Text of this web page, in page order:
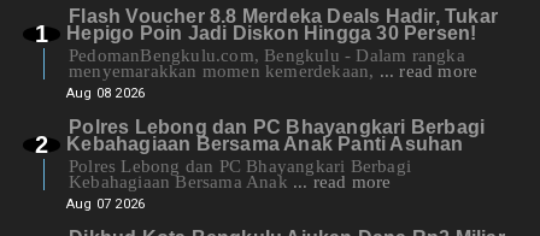
Flash Voucher 8.8 Merdeka Deals Hadir, Tukar
Hepigo Poin Jadi Diskon Hingga 30 Persen!
PedomanBengkulu.com, Bengkulu - Dalam rangka
menyemarakkan momen kemerdekaan, ... read more
Aug 08 2026
Polres Lebong dan PC Bhayangkari Berbagi
Kebahagiaan Bersama Anak Panti Asuhan
Polres Lebong dan PC Bhayangkari Berbagi
Kebahagiaan Bersama Anak ... read more
Aug 07 2026